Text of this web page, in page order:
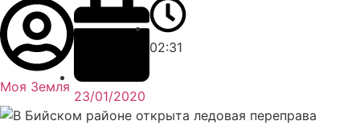
Моя Земля
23/01/2020
02:31